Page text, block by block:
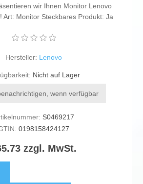
wir Ihnen Monitor Lenovo
Art: Monitor Steckbares Produkt: Ja
Hersteller: Lenovo
Nicht auf Lager
wenn verfügbar
S0469217
0198158424127
zzgl. MwSt.